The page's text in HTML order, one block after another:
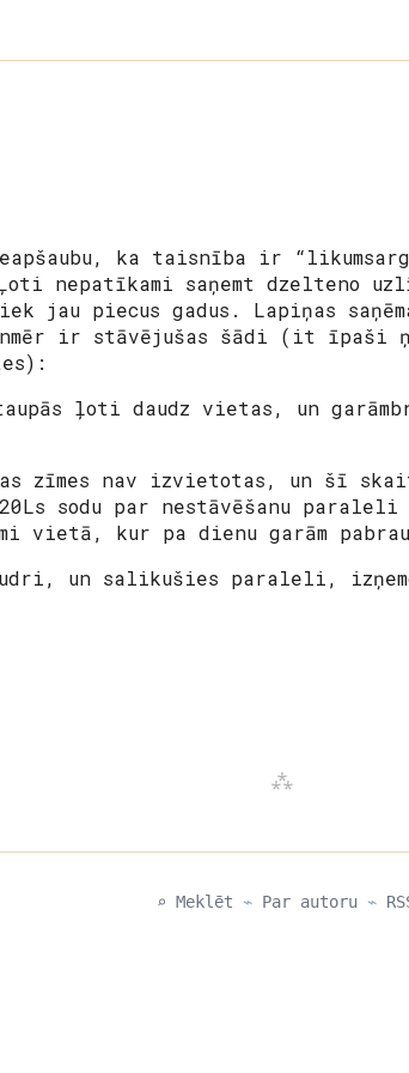
ka taisnība ir
nepatīkami saņemt dzelteno
jau piecus gadus. Lapiņas
ir stāvējušas šādi (it īpaši
ļoti daudz vietas, un
zīmes nav izvietotas, un šī
sodu par nestāvēšanu
vietā, kur pa dienu garām
un salikušies paraleli,
⌕ Meklēt ⌁ Par autoru ⌁